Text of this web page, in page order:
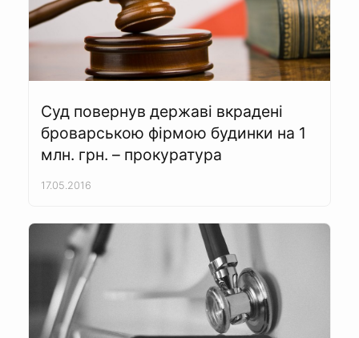
Суд повернув державі вкрадені
броварською фірмою будинки на 1
млн. грн. – прокуратура
17.05.2016